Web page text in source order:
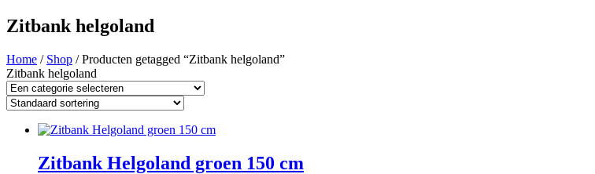
Zitbank helgoland
Home / Shop / Producten getagged “Zitbank helgoland”
Zitbank helgoland
Zitbank Helgoland groen 150 cm